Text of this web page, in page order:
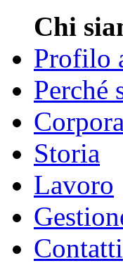
Chi
Profilo
Perché
Storia
Lavoro
Contatti